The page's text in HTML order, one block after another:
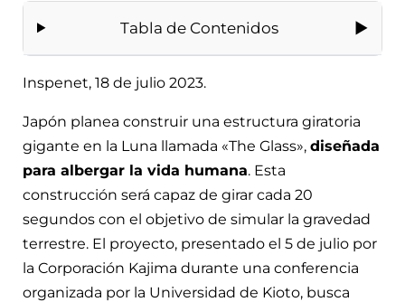
Tabla de Contenidos
Inspenet, 18 de julio 2023.
Japón planea construir una estructura giratoria
gigante en la Luna llamada «The Glass», diseñada
para albergar la vida humana. Esta
construcción será capaz de girar cada 20
segundos con el objetivo de simular la gravedad
terrestre. El proyecto, presentado el 5 de julio por
la Corporación Kajima durante una conferencia
organizada por la Universidad de Kioto, busca